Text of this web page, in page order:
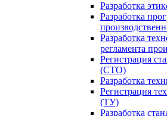
Разработка
Разработка
Разработка
регламента
Регистрация
(СТО)
Разработка
Регистрация
(ТУ)
Разработка